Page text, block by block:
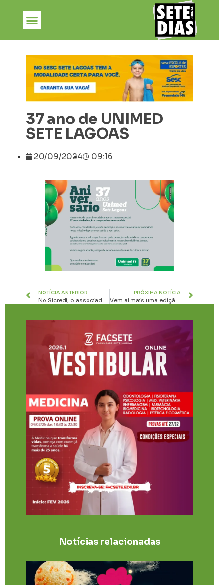
37 ano de UNIMED
SETE LAGOAS
20/09/2024 09:16
NOTÍCIA ANTERIOR
No Sicredi, o associado não é cliente, é dono
PRÓXIMA NOTÍCIA
Vem aí mais uma edição do SHAPE EM 30!
Notícias relacionadas